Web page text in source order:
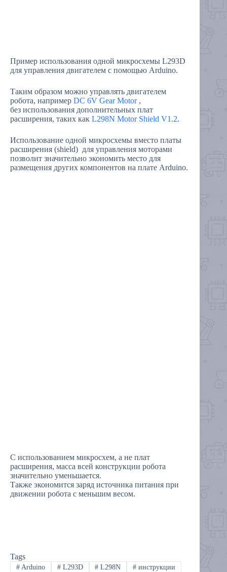
Пример использования одной микросхемы L293D
для управления двигателем c помощью Arduino.
Таким образом можно управлять двигателем
робота, например DC 6V Gear Motor,
без использования дополнительных плат
расширения, таких как L298N Motor Shield V1.2.
Использование одной микросхемы вместо платы
расширения (shield) для управления моторами
позволит значительно экономить место для
размещения других компонентов на плате Arduino.
С использованием микросхем, а не плат
расширения, масса всей конструкции робота
значительно уменьшается.
Также экономится заряд источника питания при
движении робота с меньшим весом.
Tags
#Arduino #L293D # L298N # инструкции